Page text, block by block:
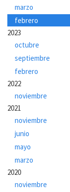
marzo
febrero
2023
octubre
septiembre
febrero
2022
noviembre
2021
noviembre
junio
mayo
marzo
2020
noviembre